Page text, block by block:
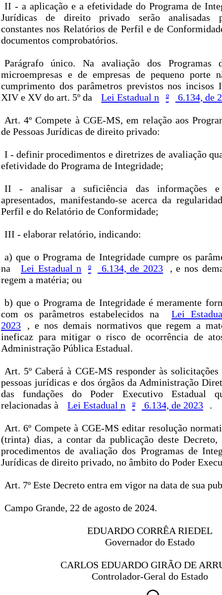
II - a aplicação e a efetividade do Programa de
Jurídicas de direito privado serão analisadas
constantes nos Relatórios de Perfil e de
documentos comprobatórios.
Parágrafo único. Na avaliação dos Programas
microempresas e de empresas de pequeno porte
cumprimento dos parâmetros previstos nos
XIV e XV do art. 5º da
Lei Estadual n º 6.134, de
Art. 4º Compete à CGE-MS, em relação aos
de Pessoas Jurídicas de direito privado:
I - definir procedimentos e diretrizes de avaliação
efetividade do Programa de Integridade;
II - analisar a suficiência das informações e
apresentados, manifestando-se acerca da
Perfil e do Relatório de Conformidade;
III - elaborar relatório, indicando:
a) que o Programa de Integridade cumpre os
na
Lei Estadual n º 6.134, de 2023
, e nos
regem a matéria; ou
b) que o Programa de Integridade é meramente
com os parâmetros estabelecidos na
Lei
2023
, e nos demais normativos que regem a
ineficaz para mitigar o risco de ocorrência de
Administração Pública Estadual.
Art. 5º Caberá à CGE-MS responder às
pessoas jurídicas e dos órgãos da Administração
das fundações do Poder Executivo Estadual
relacionadas à
Lei Estadual n º 6.134, de 2023 .
Art. 6º Compete à CGE-MS editar resolução
(trinta) dias, a contar da publicação deste Decreto,
procedimentos de avaliação dos Programas de
Jurídicas de direito privado, no âmbito do Poder
Art. 7º Este Decreto entra em vigor na data de sua
Campo Grande, 22 de agosto de 2024.
EDUARDO CORRÊA RIEDEL
Governador do Estado
CARLOS EDUARDO GIRÃO DE
Controlador-Geral do Estado